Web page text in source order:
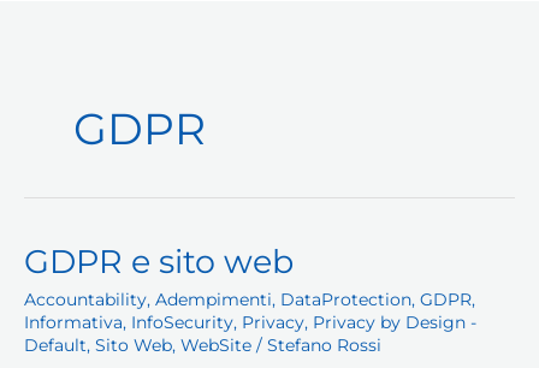
GDPR
GDPR e sito web
Accountability, Adempimenti, DataProtection, GDPR,
Informativa, InfoSecurity, Privacy, Privacy by Design -
Default, Sito Web, WebSite / Stefano Rossi